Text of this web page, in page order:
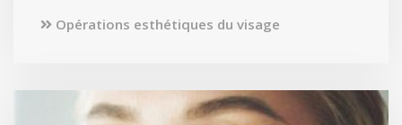
Opérations esthétiques du visage